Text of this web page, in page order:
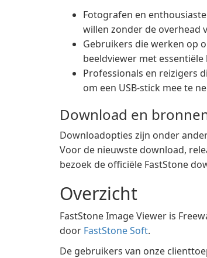
Fotografen en
willen zonder de overhead
Gebruikers die werken op
beeldviewer met
Professionals en reizigers
om een USB-stick mee te
Download en
Downloadopties zijn onder
Voor de nieuwste download,
bezoek de officiële FastStone
Overzicht
FastStone Image Viewer is
door FastStone Soft.
De gebruikers van onze